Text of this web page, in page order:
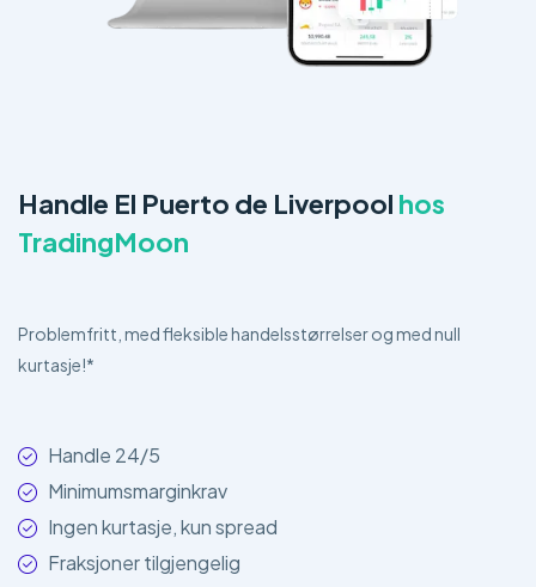
Handle El Puerto de Liverpool hos
TradingMoon
Problemfritt, med fleksible handelsstørrelser og med null
kurtasje!*
Handle 24/5
Minimumsmarginkrav
Ingen kurtasje, kun spread
Fraksjoner tilgjengelig